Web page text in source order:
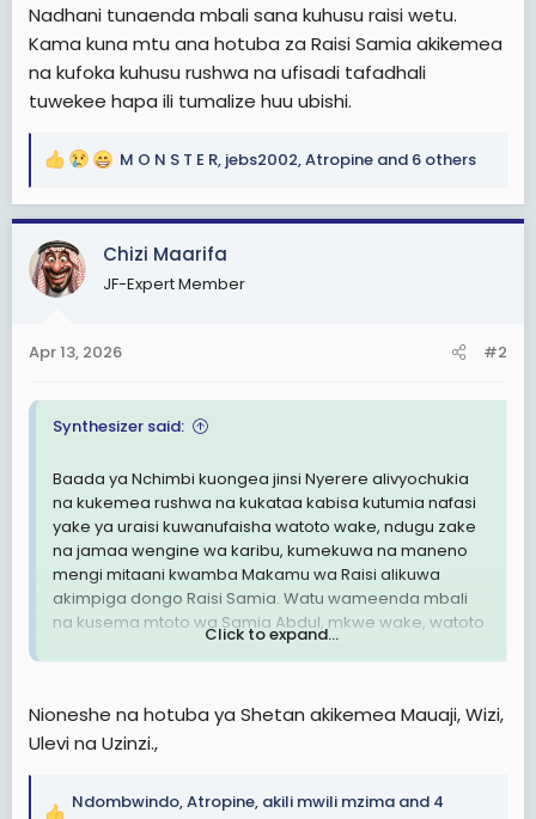
Nadhani tunaenda mbali sana kuhusu raisi wetu.
Kama kuna mtu ana hotuba za Raisi Samia akikemea
na kufoka kuhusu rushwa na ufisadi tafadhali
tuwekee hapa ili tumalize huu ubishi.
R
a
c
t
i
s
M O N S T E R, jebs2002,Atropine and 6 others
Chizi Maarifa
JF-Expert Member
Apr 13, 2026 #2
Synthesizer said:
Baada ya Nchimbi kuongea jinsi Nyerere alivyochukia
na kukemea rushwa na kukataa kabisa kutumia nafasi
yake ya uraisi kuwanufaisha watoto wake, ndugu zake
na jamaa wengine wa karibu, kumekuwa na maneno
mengi mitaani kwamba Makamu wa Raisi alikuwa
akimpiga dongo Raisi Samia. Watu wameenda mbali
na kusema mtoto wa Samia Abdul, mkwe wake, watoto
wake,shoga zake na ndugu na jamaa wa Raisi Samia
wake wa karibu, na labda anaemfuata Samia ni
Kikwete, ambae yuko karibu na Samia na anatajwa pia
Na watu wanadai Raisi Samia hajawahi kutoa hotuba
Click to expand...
Nioneshe na hotuba ya Shetan akikemea Mauaji, Wizi,
Ulevi na Uzinzi.,
Ndombwindo,Atropine, akili mwili mzima and 4